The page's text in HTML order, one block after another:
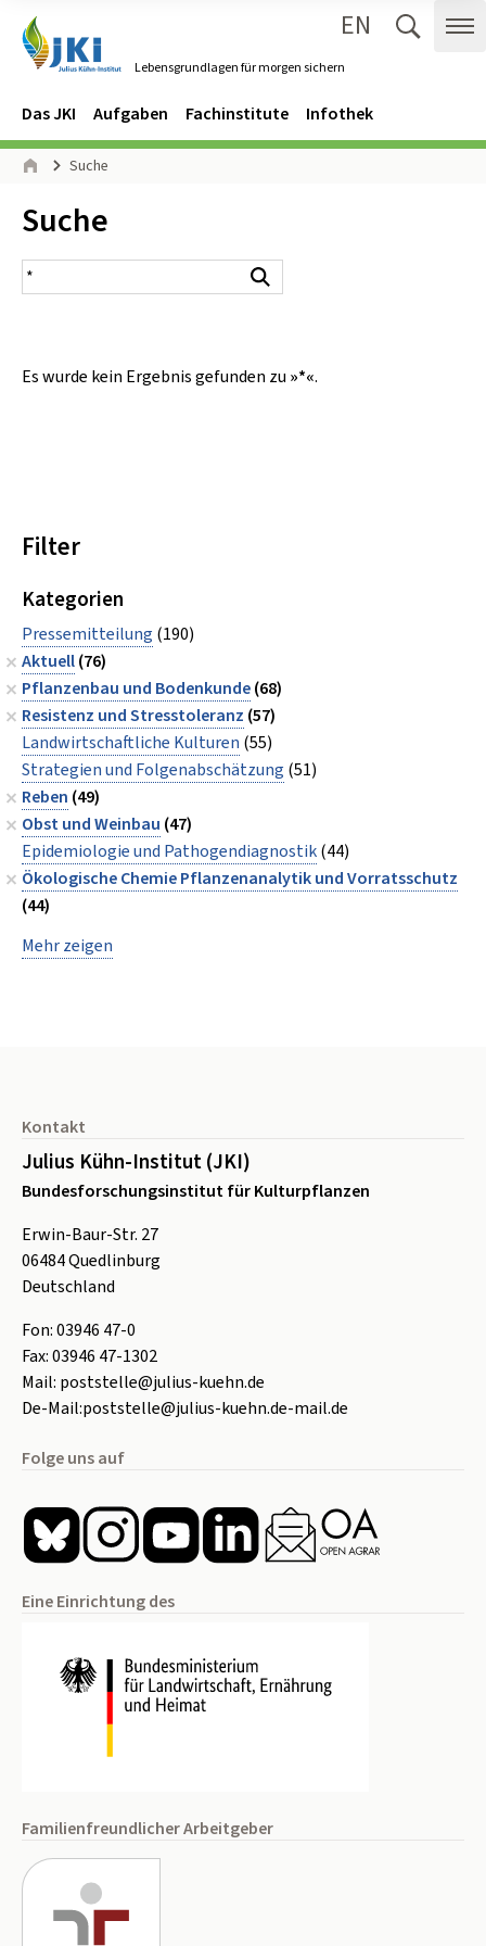
Lebensgrundlagen für morgen sichern
EN
Navigation
Hauptmenü
Das JKI Aufgaben Fachinstitute Infothek
Seitenpfad
Suche
Inhalt:
Suche
Suchergebnis
Es wurde kein Ergebnis gefunden zu »*«.
Filter
Kategorien
Pressemitteilung (190)
Aktuell(76)
Pflanzenbau und Bodenkunde(68)
Resistenz und Stresstoleranz (57)
Landwirtschaftliche Kulturen (55)
Strategien und Folgenabschätzung (51)
Reben (49)
Obst und Weinbau (47)
Epidemiologie und Pathogendiagnostik(44)
Ökologische Chemie Pflanzenanalytik und Vorratsschutz
(44)
Mehr zeigen
Kontakt
Julius Kühn-Institut (JKI)
Bundesforschungsinstitut für Kulturpflanzen
Erwin-Baur-Str. 27
06484Quedlinburg
Deutschland
Fon:03946 47-0
Fax:03946 47-1302
Mail: poststelle@julius-kuehn.de
De-Mail:poststelle@julius-kuehn.de-mail.de
Folge uns auf
Eine Einrichtung des
Familienfreundlicher Arbeitgeber